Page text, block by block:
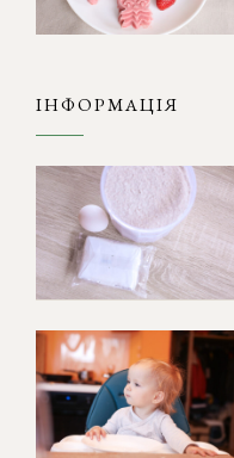
ІНФОРМАЦІЯ